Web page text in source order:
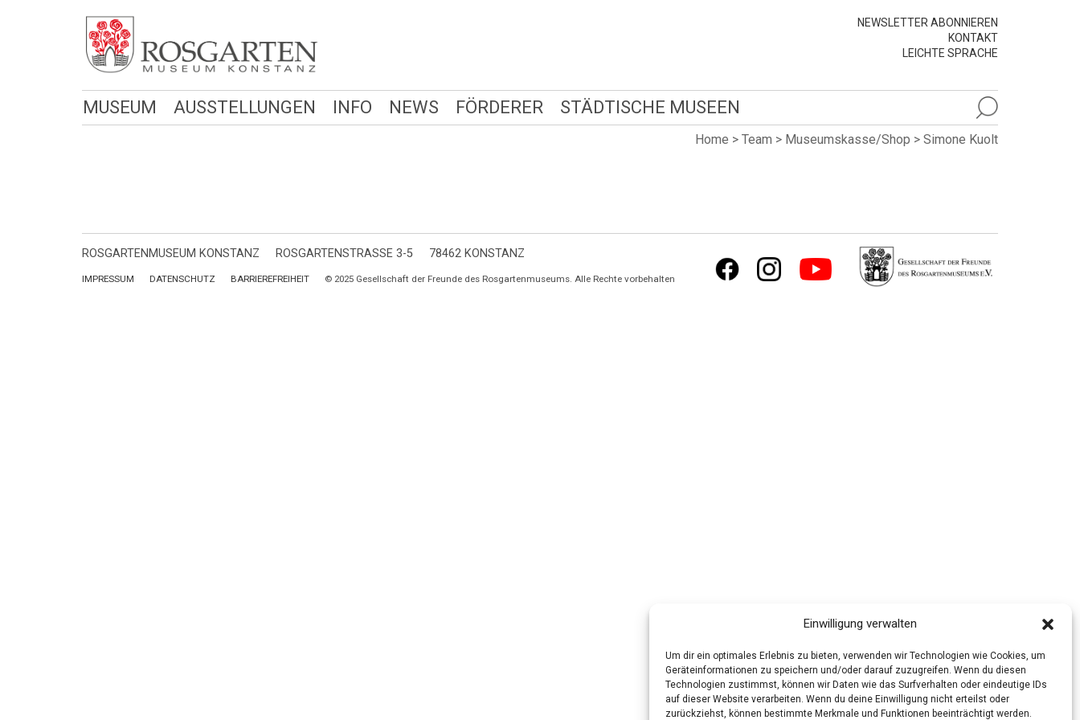
Einwilligung verwalten
Um dir ein optimales Erlebnis zu bieten, verwenden wir Technologien wie Cookies, um
Geräteinformationen zu speichern und/oder darauf zuzugreifen. Wenn du diesen
Technologien zustimmst, können wir Daten wie das Surfverhalten oder eindeutige IDs
auf dieser Website verarbeiten. Wenn du deine Einwilligung nicht erteilst oder
zurückziehst, können bestimmte Merkmale und Funktionen beeinträchtigt werden.
NEWSLETTER ABONNIEREN
KONTAKT
LEICHTE SPRACHE
MUSEUM AUSSTELLUNGEN INFO NEWS FÖRDERER STÄDTISCHE MUSEEN
Home > Team > Museumskasse/Shop > Simone Kuolt
ROSGARTENMUSEUM KONSTANZ ROSGARTENSTRASSE 3-5 78462 KONSTANZ
IMPRESSUM DATENSCHUTZ BARRIEREFREIHEIT © 2025 Gesellschaft der Freunde des Rosgartenmuseums. Alle Rechte vorbehalten